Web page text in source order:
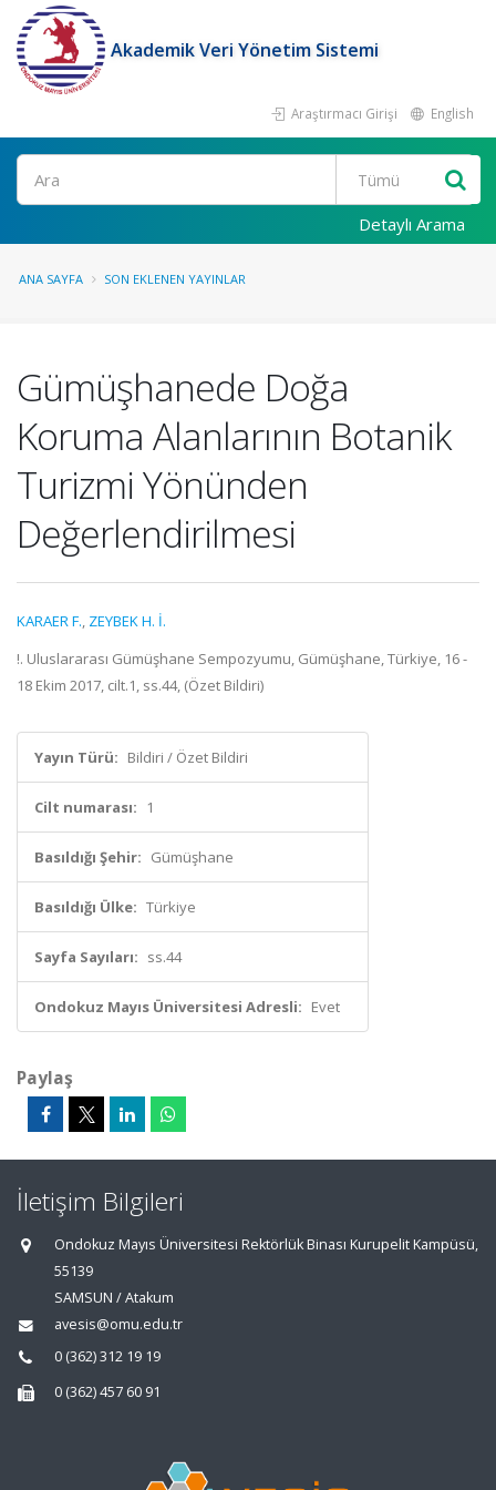
Akademik Veri Yönetim Sistemi
Araştırmacı Girişi English
Ara
Detaylı Arama
ANA SAYFA SON EKLENEN YAYINLAR
Gümüşhanede Doğa
Koruma Alanlarının Botanik
Turizmi Yönünden
Değerlendirilmesi
KARAER F., ZEYBEK H. İ.
!. Uluslararası Gümüşhane Sempozyumu, Gümüşhane, Türkiye, 16 -
18 Ekim 2017, cilt.1, ss.44, (Özet Bildiri)
Yayın Türü: Bildiri / Özet Bildiri
Cilt numarası: 1
Basıldığı Şehir: Gümüşhane
Basıldığı Ülke: Türkiye
Sayfa Sayıları: ss.44
Ondokuz Mayıs Üniversitesi Adresli: Evet
Paylaş
İletişim Bilgileri
Ondokuz Mayıs Üniversitesi Rektörlük Binası Kurupelit Kampüsü,
55139
SAMSUN / Atakum
avesis@omu.edu.tr
0 (362) 312 19 19
0 (362) 457 60 91